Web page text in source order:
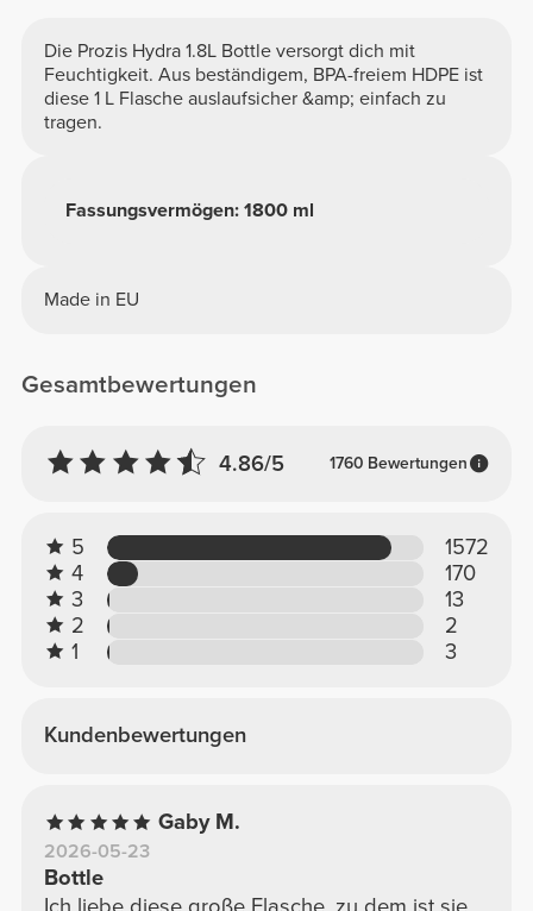
Die Prozis Hydra 1.8L Bottle versorgt dich mit
Feuchtigkeit. Aus beständigem, BPA-freiem HDPE ist
diese 1 L Flasche auslaufsicher &amp; einfach zu
tragen.
Fassungsvermögen: 1800 ml
Made in EU
Gesamtbewertungen
4.86/5 1760 Bewertungen
5
1572
4
170
3
13
2
2
1
3
Kundenbewertungen
Gaby M.
2026-05-23
Bottle